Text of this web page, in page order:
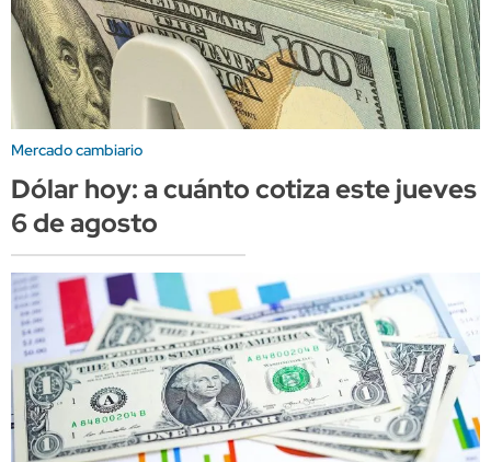
Mercado cambiario
Dólar hoy: a cuánto cotiza este jueves
6 de agosto